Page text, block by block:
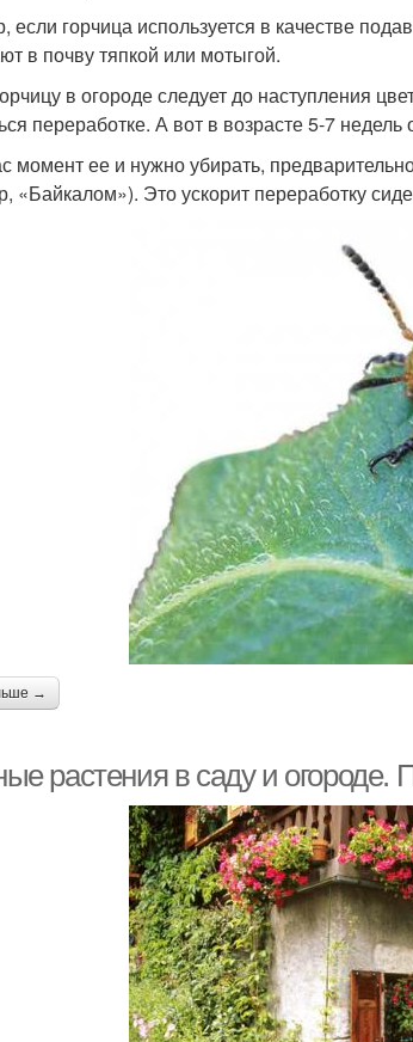
если горчица используется в качестве
в почву тяпкой или мотыгой.
в огороде следует до наступления
переработке. А вот в возрасте 5-7 недель
момент ее и нужно убирать,
«Байкалом»). Это ускорит переработку
→
растения в саду и огороде.